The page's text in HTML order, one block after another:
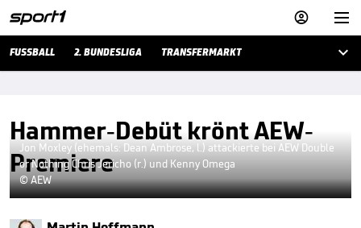


FUSSBALL 2. BUNDESLIGA TRANSFERMARKT 
Hammer-Debüt krönt AEW-
Premiere
Jon Moxley (ehemals: Dean Ambrose, l.) attackierte bei AEW Double
or Nothing Chris Jericho (r.) und Kenny Omega
© AEW